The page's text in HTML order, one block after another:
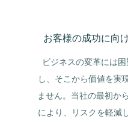
お客様の成功に向
ビジネスの変革には
し、そこから価値を実
ません。当社の最初か
により、リスクを軽減